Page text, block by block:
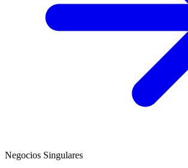
Negocios Singulares